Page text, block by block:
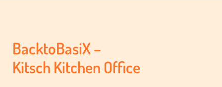
BacktoBasiX –
Kitsch Kitchen Office